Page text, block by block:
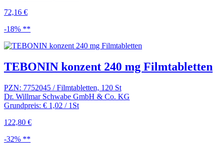
72,16 €
-18% **
TEBONIN konzent 240 mg Filmtabletten
PZN: 7752045 / Filmtabletten, 120 St
Dr. Willmar Schwabe GmbH & Co. KG
Grundpreis: € 1,02 / 1St
122,80 €
-32% **